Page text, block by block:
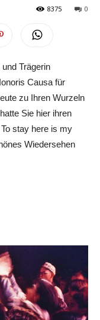
0
8375
Trägerin
Causa für
zu Ihren Wurzeln
Sie hier ihren
stay here is my
Wiedersehen